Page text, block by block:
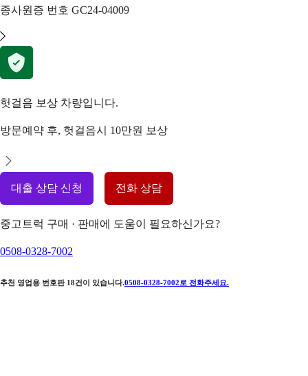
종사원증 번호 GC24-04009
헛걸음 보상 차량입니다.
방문예약 후, 헛걸음시 10만원 보상
대출 상담 신청 전화 상담
중고트럭 구매 · 판매에 도움이 필요하신가요?
0508-0328-7002
추천 영업용 번호판 18건이 있습니다.0508-0328-7002 로 전화주세요.